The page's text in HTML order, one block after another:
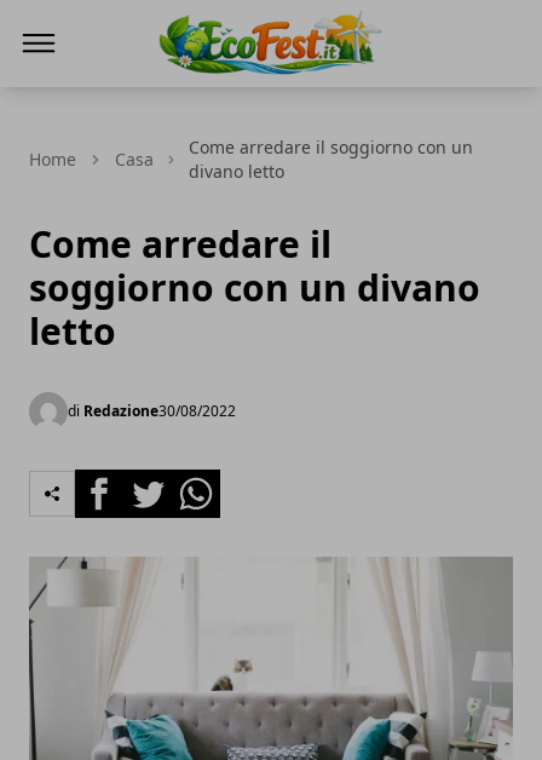
Home Casa
Come arredare il soggiorno con un
divano letto
Come arredare il
soggiorno con un divano
letto
di Redazione30/08/2022
FacebookTwitterWhatsapp